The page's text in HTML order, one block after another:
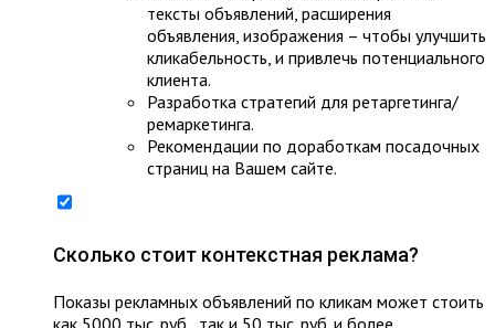
тексты объявлений, расширения
объявления, изображения – чтобы улучшить
кликабельность, и привлечь потенциального
клиента.
Разработка стратегий для ретаргетинга/
ремаркетинга.
Рекомендации по доработкам посадочных
страниц на Вашем сайте.
Сколько стоит контекстная реклама?
Показы рекламных объявлений по кликам может стоить